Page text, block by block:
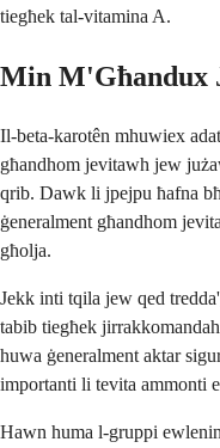
tiegħek tal-vitamina A.
Min M'Għandux
Il-beta-karotên mhuwiex
għandhom jevitawh jew
qrib. Dawk li jpejpu ħafna
ġeneralment għandhom
għolja.
Jekk inti tqila jew qed
tabib tiegħek
huwa ġeneralment aktar
importanti li tevita ammonti
Hawn huma l-gruppi